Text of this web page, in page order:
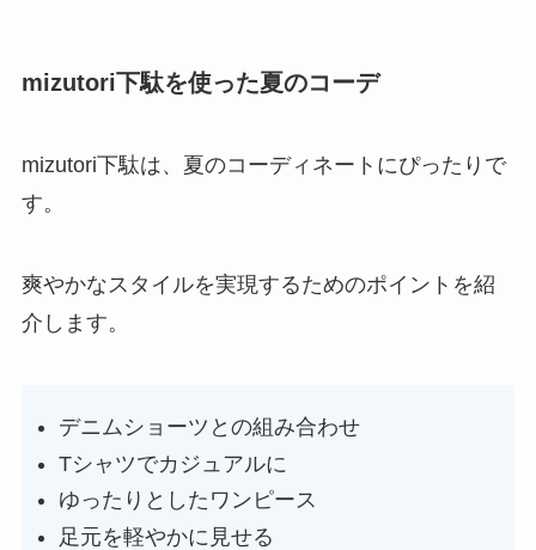
mizutori下駄を使った夏のコーデ
mizutori下駄は、夏のコーディネートにぴったりで
す。
爽やかなスタイルを実現するためのポイントを紹
介します。
デニムショーツとの組み合わせ
Tシャツでカジュアルに
ゆったりとしたワンピース
足元を軽やかに見せる